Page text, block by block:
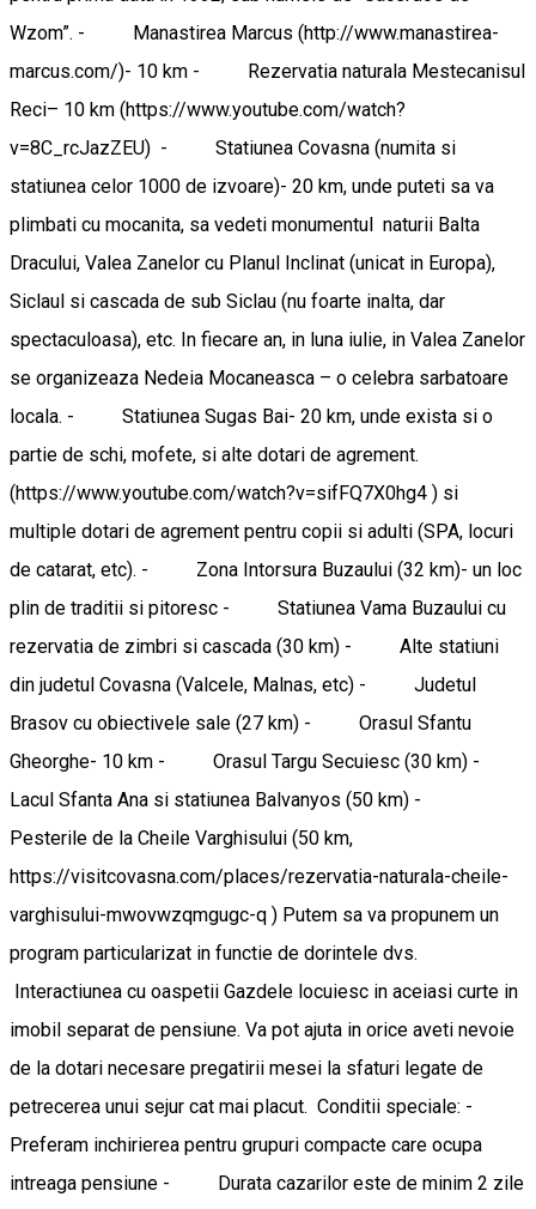
Wzom”. - Manastirea Marcus (http://www.manastirea-
marcus.com/)- 10 km - Rezervatia naturala Mestecanisul
Reci– 10 km (https://www.youtube.com/watch?
v=8C_rcJazZEU) - Statiunea Covasna (numita si
statiunea celor 1000 de izvoare)- 20 km, unde puteti sa va
plimbati cu mocanita, sa vedeti monumentul naturii Balta
Dracului, Valea Zanelor cu Planul Inclinat (unicat in Europa),
Siclaul si cascada de sub Siclau (nu foarte inalta, dar
spectaculoasa), etc. In fiecare an, in luna iulie, in Valea Zanelor
se organizeaza Nedeia Mocaneasca – o celebra sarbatoare
locala. - Statiunea Sugas Bai- 20 km, unde exista si o
partie de schi, mofete, si alte dotari de agrement.
(https://www.youtube.com/watch?v=sifFQ7X0hg4 ) si
multiple dotari de agrement pentru copii si adulti (SPA, locuri
de catarat, etc). - Zona Intorsura Buzaului (32 km)- un loc
plin de traditii si pitoresc - Statiunea Vama Buzaului cu
rezervatia de zimbri si cascada (30 km) - Alte statiuni
din judetul Covasna (Valcele, Malnas, etc) - Judetul
Brasov cu obiectivele sale (27 km) - Orasul Sfantu
Gheorghe- 10 km - Orasul Targu Secuiesc (30 km) -
Lacul Sfanta Ana si statiunea Balvanyos (50 km) -
Pesterile de la Cheile Varghisului (50 km,
https://visitcovasna.com/places/rezervatia-naturala-cheile-
varghisului-mwovwzqmgugc-q ) Putem sa va propunem un
program particularizat in functie de dorintele dvs.
Interactiunea cu oaspetii Gazdele locuiesc in aceiasi curte in
imobil separat de pensiune. Va pot ajuta in orice aveti nevoie
de la dotari necesare pregatirii mesei la sfaturi legate de
petrecerea unui sejur cat mai placut. Conditii speciale: -
Preferam inchirierea pentru grupuri compacte care ocupa
intreaga pensiune - Durata cazarilor este de minim 2 zile